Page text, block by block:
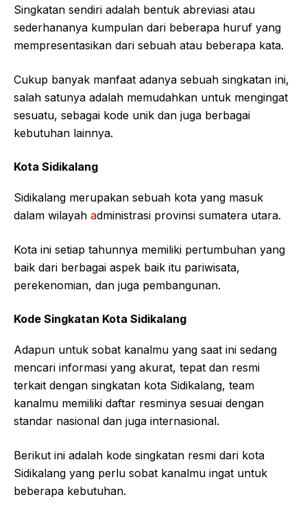
Singkatan sendiri adalah bentuk abreviasi atau
sederhananya kumpulan dari beberapa huruf yang
mempresentasikan dari sebuah atau beberapa kata.
Cukup banyak manfaat adanya sebuah singkatan ini,
salah satunya adalah memudahkan untuk mengingat
sesuatu, sebagai kode unik dan juga berbagai
kebutuhan lainnya.
Kota Sidikalang
Sidikalang merupakan sebuah kota yang masuk
dalam wilayah administrasi provinsi sumatera utara.
Kota ini setiap tahunnya memiliki pertumbuhan yang
baik dari berbagai aspek baik itu pariwisata,
perekenomian, dan juga pembangunan.
Kode Singkatan Kota Sidikalang
Adapun untuk sobat kanalmu yang saat ini sedang
mencari informasi yang akurat, tepat dan resmi
terkait dengan singkatan kota Sidikalang, team
kanalmu memiliki daftar resminya sesuai dengan
standar nasional dan juga internasional.
Berikut ini adalah kode singkatan resmi dari kota
Sidikalang yang perlu sobat kanalmu ingat untuk
beberapa kebutuhan.